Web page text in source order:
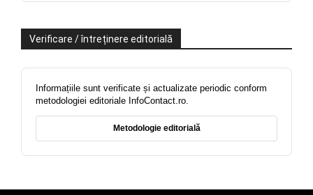
Verificare / întreținere editorială
Informațiile sunt verificate și actualizate periodic conform
metodologiei editoriale InfoContact.ro.
Metodologie editorială